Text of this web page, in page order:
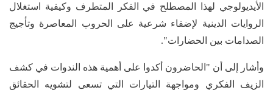
الأيديولوجي لهذا المصطلح في الفكر المتطرف وكيفية استغلال
الروايات الدينية لإضفاء شرعية على الحروب المعاصرة وتأجيج
الصدامات بين الحضارات".
وأشار إلى أن "الحاضرون أكدوا على أهمية هذه الندوات في كشف
الزيف الفكري ومواجهة التيارات التي تسعى لتشويه الحقائق